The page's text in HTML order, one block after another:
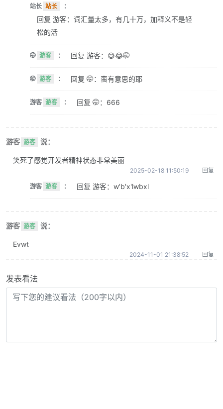
站长 站长 ：
回复 游客：词汇量太多，有几十万，加释义不是轻
松的活
🤭 游客 ： 回复 游客：😅😂🤭
🤭 游客 ： 回复 🤭：蛮有意思的耶
游客 游客 ： 回复 🤭：666
游客 游客 说：
笑死了感觉开发者精神状态非常美丽
2025-02-18 11:50:19 回复
游客 游客 ： 回复 游客：w'b'x'lwbxl
游客 游客 说：
Evwt
2024-11-01 21:38:52 回复
发表看法